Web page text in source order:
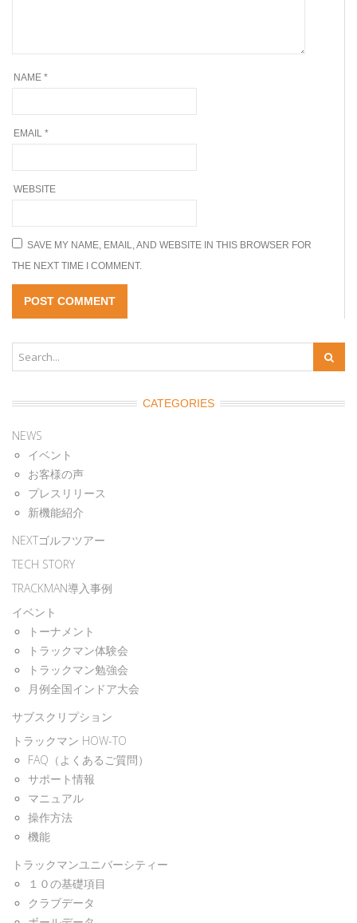
NAME *
EMAIL *
WEBSITE
SAVE MY NAME, EMAIL, AND WEBSITE IN THIS BROWSER FOR
THE NEXT TIME I COMMENT.
CATEGORIES
NEWS
イベント
お客様の声
プレスリリース
新機能紹介
NEXTゴルフツアー
TECH STORY
TRACKMAN導入事例
イベント
トーナメント
トラックマン体験会
トラックマン勉強会
月例全国インドア大会
サブスクリプション
トラックマン HOW-TO
FAQ（よくあるご質問）
サポート情報
マニュアル
操作方法
機能
トラックマンユニバーシティー
１０の基礎項目
クラブデータ